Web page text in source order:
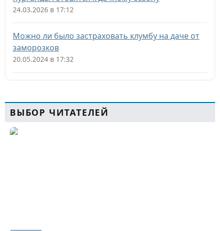
24.03.2026 в 17:12
Можно ли было застраховать клумбу на даче от
заморозков
20.05.2024 в 17:32
ВЫБОР ЧИТАТЕЛЕЙ